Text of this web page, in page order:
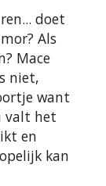
doet
Als
Mace
niet,
want
valt het
en
kan